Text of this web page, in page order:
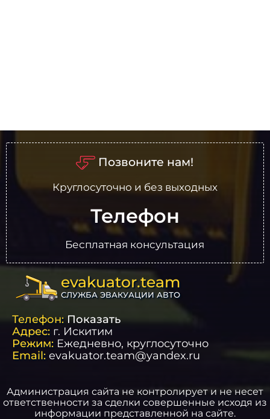
Позвоните нам!
Круглосуточно и без выходных
Телефон
Бесплатная консультация
evakuator.team
СЛУЖБА ЭВАКУАЦИИ АВТО
Телефон: Показать
Адрес: г. Искитим
Режим: Ежедневно, круглосуточно
Email: evakuator.team@yandex.ru
Администрация сайта не контролирует и не несет
ответственности за сделки совершенные исходя из
информации представленной на сайте.